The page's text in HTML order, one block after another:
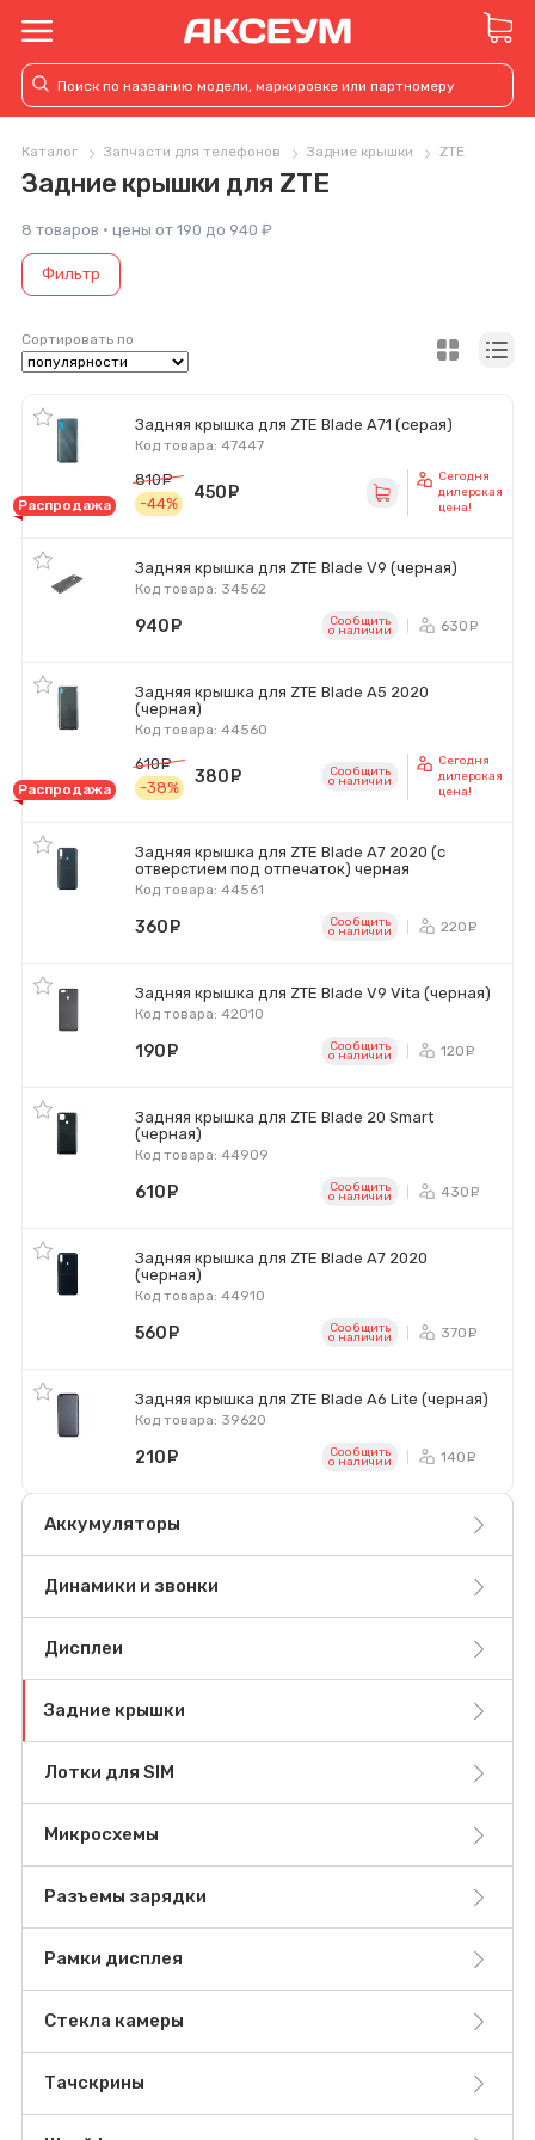
Каталог Запчасти для телефонов Задние крышки ZTE
Задние крышки для ZTE
8 товаров · цены от 190 до 940 ₽
Фильтр
Сортировать по
Задняя крышка для ZTE Blade A71 (серая)
Код товара: 47447
Распродажа
810
-44%
450
Сегодня
дилерская
цена!
Задняя крышка для ZTE Blade V9 (черная)
Код товара: 34562
940 Сообщить
o наличии 630
Задняя крышка для ZTE Blade A5 2020
(черная)
Код товара: 44560
Распродажа
610
руб.
-38%
380 руб.Сообщить
o наличии
Сегодня
дилерская
цена!
Задняя крышка для ZTE Blade A7 2020 (с
отверстием под отпечаток) черная
Код товара: 44561
360 Сообщить
o наличии 220
Задняя крышка для ZTE Blade V9 Vita (черная)
Код товара: 42010
190 Сообщить
o наличии 120
Задняя крышка для ZTE Blade 20 Smart
(черная)
Код товара: 44909
610 Сообщить
o наличии 430
Задняя крышка для ZTE Blade A7 2020
(черная)
Код товара: 44910
560 Сообщить
o наличии 370
Задняя крышка для ZTE Blade A6 Lite (черная)
Код товара: 39620
210 Сообщить
o наличии 140
Аккумуляторы
Динамики и звонки
Дисплеи
Задние крышки
Лотки для SIM
Микросхемы
Разъемы зарядки
Рамки дисплея
Стекла камеры
Тачскрины